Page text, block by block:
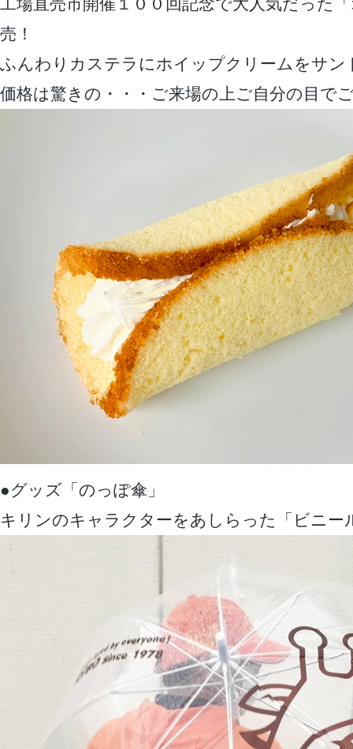
工場直売市開催１００回記念で大人気だった
売！
ふんわりカステラにホイップクリームをサン
価格は驚きの・・・ご来場の上ご自分の目で
●グッズ「のっぽ傘」
キリンのキャラクターをあしらった「ビニー